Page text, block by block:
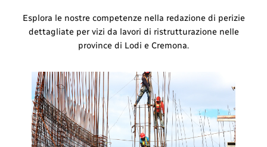
Esplora le nostre competenze nella redazione di perizie
dettagliate per vizi da lavori di ristrutturazione nelle
province di Lodi e Cremona.